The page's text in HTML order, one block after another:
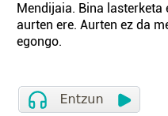
Mendijaia. Bina
aurten ere. Aurten ez da
egongo.